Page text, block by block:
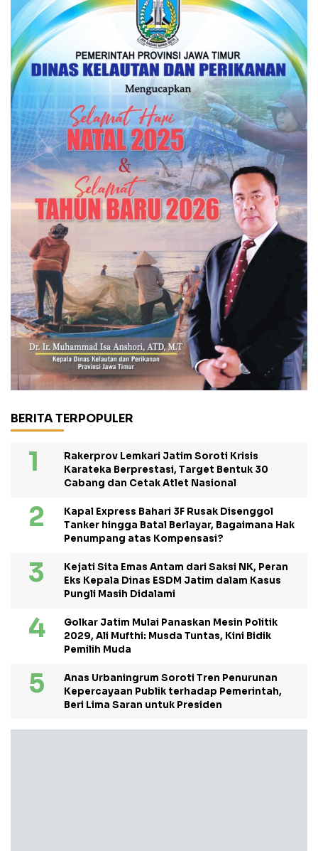
BERITA TERPOPULER
Rakerprov Lemkari Jatim Soroti Krisis
Karateka Berprestasi, Target Bentuk 30
Cabang dan Cetak Atlet Nasional
Kapal Express Bahari 3F Rusak Disenggol
Tanker hingga Batal Berlayar, Bagaimana Hak
Penumpang atas Kompensasi?
Kejati Sita Emas Antam dari Saksi NK, Peran
Eks Kepala Dinas ESDM Jatim dalam Kasus
Pungli Masih Didalami
Golkar Jatim Mulai Panaskan Mesin Politik
2029, Ali Mufthi: Musda Tuntas, Kini Bidik
Pemilih Muda
Anas Urbaningrum Soroti Tren Penurunan
Kepercayaan Publik terhadap Pemerintah,
Beri Lima Saran untuk Presiden